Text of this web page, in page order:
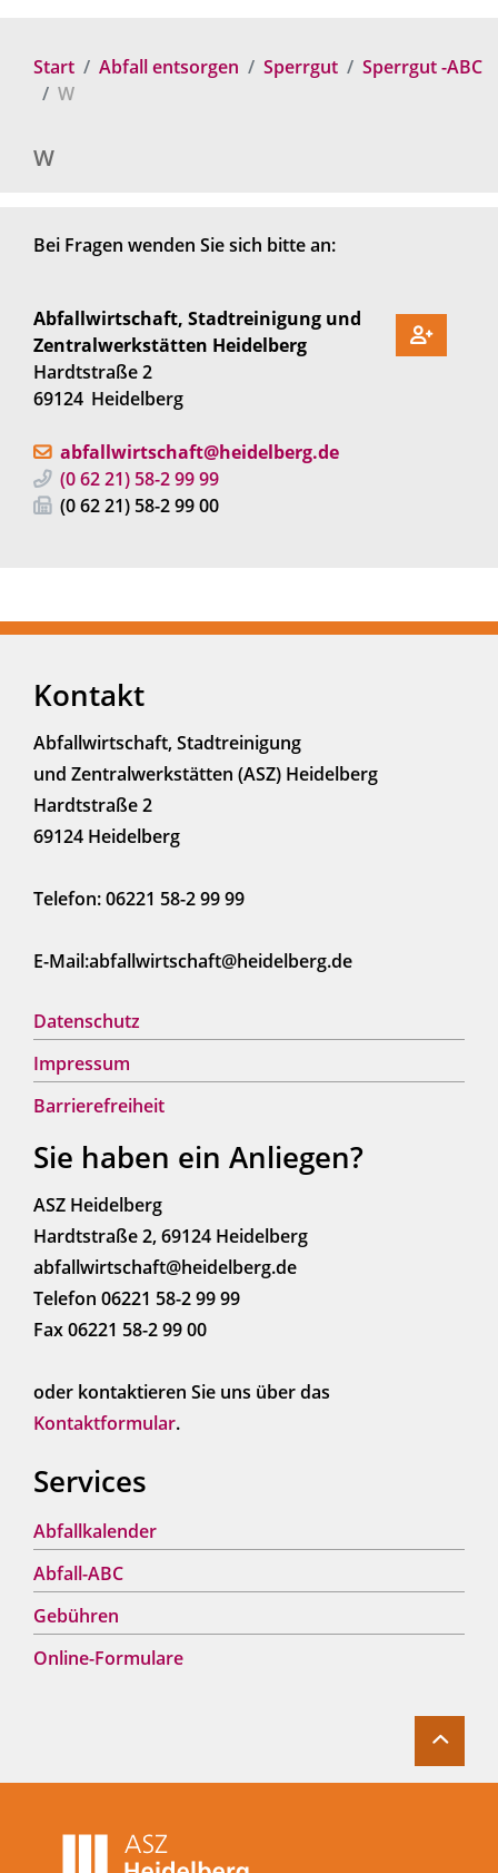
Start Abfall entsorgen Sperrgut
Sperrgut -ABC
W
W
Bei Fragen wenden Sie sich bitte an:
Abfallwirtschaft, Stadtreinigung und
Zentralwerkstätten Heidelberg
Hardtstraße 2
69124 Heidelberg
abfallwirtschaft@heidelberg.de
(06221) 58-29999
(06221) 58-29900
Kontakt
Abfallwirtschaft, Stadtreinigung
und Zentralwerkstätten (ASZ) Heidelberg
Hardtstraße 2
69124 Heidelberg
Telefon: 06221 58-2 99 99
E-Mail:abfallwirtschaft@heidelberg.de
Datenschutz
Impressum
Barrierefreiheit
Sie haben ein Anliegen?
ASZ Heidelberg
Hardtstraße 2, 69124 Heidelberg
abfallwirtschaft@heidelberg.de
Telefon 06221 58-2 99 99
Fax 06221 58-2 99 00
oder kontaktieren Sie uns über das
Kontaktformular.
Services
Abfallkalender
Abfall-ABC
Gebühren
Online-Formulare